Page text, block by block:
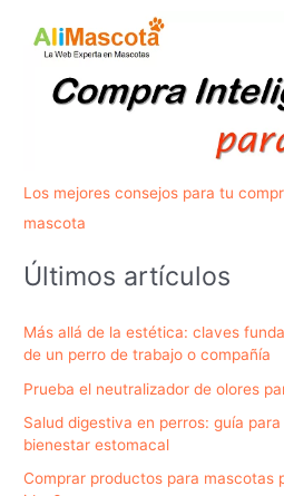
Los mejores consejos para tu
mascota
Últimos artículos
Más allá de la estética: claves
de un perro de trabajo o compañía
Prueba el neutralizador de olores
Salud digestiva en perros: guía
bienestar estomacal
Comprar productos para mascotas